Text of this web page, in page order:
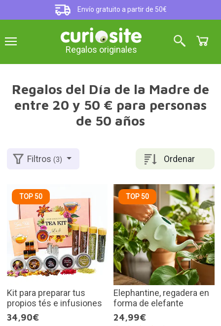
Envío gratuito a partir de 50€
Regalos originales
Regalos del Día de la Madre de
entre 20 y 50 € para personas
de 50 años
Ordenar
Filtros(3)
TOP 50
Kit para preparar tus
propios tés e infusiones
34,90€
TOP 50
Elephantine, regadera en
forma de elefante
24,99€